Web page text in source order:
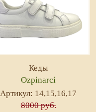
Кеды
Ozpinarci
Артикул: 14,15,16,17
8000 руб.